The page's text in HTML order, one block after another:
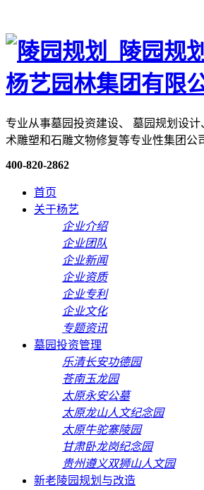
专业从事墓园投资建设、 墓园规划设
术雕塑和石雕文物修复等专业性集团公
400-820-2862
首页
关于杨艺
企业介绍
企业团队
企业新闻
企业资质
企业专利
企业文化
专题资讯
墓园投资管理
乐清长安功德园
苍南玉龙园
太原永安公墓
太原龙山人文纪念园
太原牛驼寨陵园
甘肃卧龙岗纪念园
贵州遵义双狮山人文园
新老陵园规划与改造